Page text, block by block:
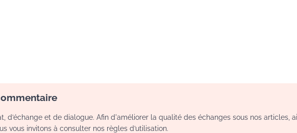
d’échange et de dialogue. Afin d'améliorer la qualité des échanges sous nos articles,
vous invitons à consulter nos règles d’utilisation.